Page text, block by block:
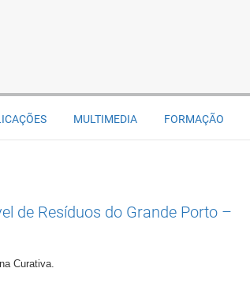
MULTIMEDIA FORMAÇÃO
de Resíduos do Grande Porto –
Curativa.